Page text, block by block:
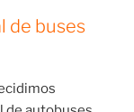
subida
estaba
como si no
habíamos